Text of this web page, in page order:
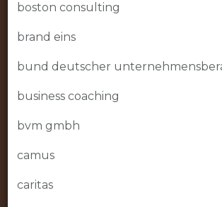
boston consulting
brand eins
bund deutscher
business coaching
bvm gmbh
camus
caritas